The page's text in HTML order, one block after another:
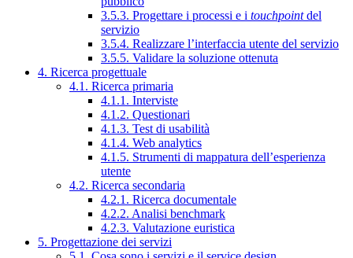
3.5.3. Progettare i processi e i touchpointdel
servizio
3.5.4. Realizzare l’interfaccia utente del servizio
3.5.5. Validare la soluzione ottenuta
4. Ricerca progettuale
4.1. Ricerca primaria
4.1.1. Interviste
4.1.2. Questionari
4.1.3. Test di usabilità
4.1.4. Web analytics
4.1.5. Strumenti di mappatura dell’esperienza
utente
4.2. Ricerca secondaria
4.2.1. Ricerca documentale
4.2.2. Analisi benchmark
4.2.3. Valutazione euristica
5. Progettazione dei servizi